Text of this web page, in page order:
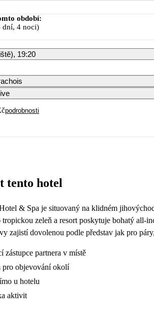
období:
dní, 4 noci)
19:20
podrobnosti
tento hotel
& Spa je situovaný na klidném
tropickou zeleň a resort poskytuje bohatý all-
zajistí dovolenou podle představ jak pro
zástupce partnera v místě
pro objevování okolí
u hotelu
aktivit